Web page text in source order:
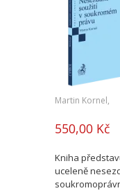
Martin Kornel,
550,00 Kč
Kniha
uceleně